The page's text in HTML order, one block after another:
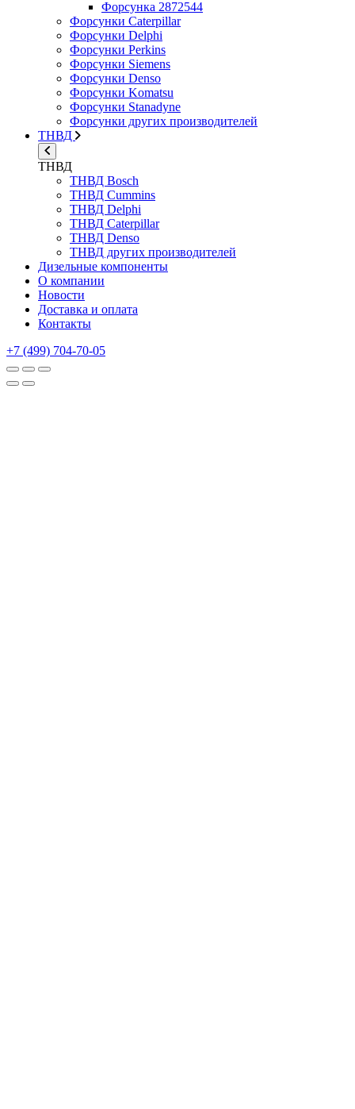
Форсунка 2872544
Форсунки Caterpillar
Форсунки Delphi
Форсунки Perkins
Форсунки Siemens
Форсунки Denso
Форсунки Komatsu
Форсунки Stanadyne
Форсунки других производителей
ТНВД
ТНВД
ТНВД Bosch
ТНВД Cummins
ТНВД Delphi
ТНВД Caterpillar
ТНВД Denso
ТНВД других производителей
Дизельные компоненты
О компании
Новости
Доставка и оплата
Контакты
+7 (499) 704-70-05